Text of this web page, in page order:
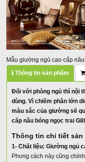
Mẫu giường ngủ cao cấp
Thông tin sản phẩm
Đối với phòng ngủ thì nội
dùng. Vì chiếm phần lớn
màu sắc của giường sẽ
cấp nâu bóng ngọc trai
Thông tin chi tiết sản
1- Chất liệu: Giường ngủ
Phong cách này cũng